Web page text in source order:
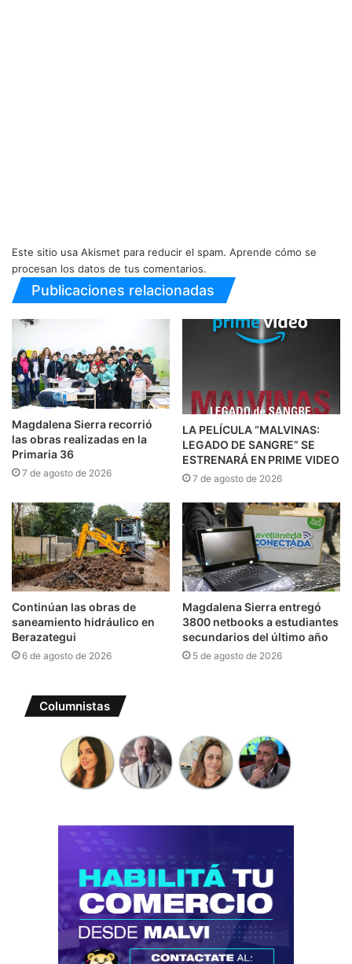
Este sitio usa Akismet para reducir el spam. Aprende cómo se
procesan los datos de tus comentarios.
Publicaciones relacionadas
Magdalena Sierra recorrió
las obras realizadas en la
Primaria 36
7 de agosto de 2026
LA PELÍCULA “MALVINAS:
LEGADO DE SANGRE” SE
ESTRENARÁ EN PRIME VIDEO
7 de agosto de 2026
Continúan las obras de
saneamiento hidráulico en
Berazategui
6 de agosto de 2026
Magdalena Sierra entregó
3800 netbooks a estudiantes
secundarios del último año
5 de agosto de 2026
Columnistas